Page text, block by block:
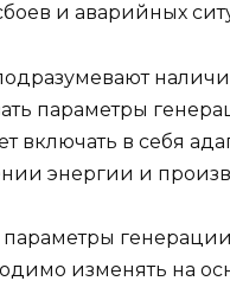
и аварийных
параметры
включать в себя
энергии и
параметры
изменять на